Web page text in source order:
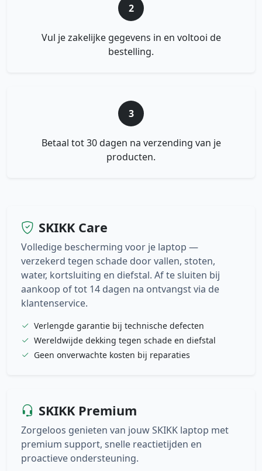
2
Vul je zakelijke gegevens in en voltooi de
bestelling.
3
Betaal tot 30 dagen na verzending van je
producten.
SKIKK Care
Volledige bescherming voor je laptop —
verzekerd tegen schade door vallen, stoten,
water, kortsluiting en diefstal. Af te sluiten bij
aankoop of tot 14 dagen na ontvangst via de
klantenservice.
Verlengde garantie bij technische defecten
Wereldwijde dekking tegen schade en diefstal
Geen onverwachte kosten bij reparaties
SKIKK Premium
Zorgeloos genieten van jouw SKIKK laptop met
premium support, snelle reactietijden en
proactieve ondersteuning.